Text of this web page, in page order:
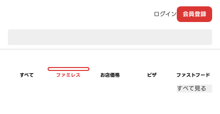
ログイン 会員登録
すべて ファミレス お店価格 ピザ ファストフード
すべて見る